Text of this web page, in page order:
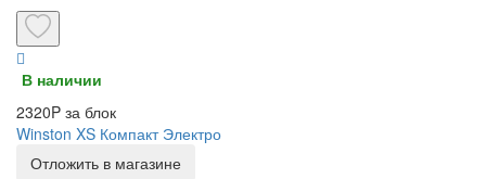
В наличии
2320P за блок
Winston XS Компакт Электро
Отложить в магазине